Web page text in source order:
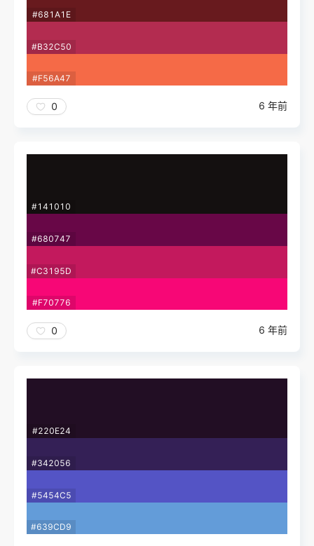
#681A1E
#B32C50
#F56A47
0 6 年前
#141010
#680747
#C3195D
#F70776
0 6 年前
#220E24
#342056
#5454C5
#639CD9